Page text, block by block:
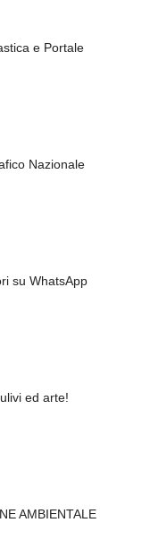
e Portale
Nazionale
su WhatsApp
ed arte!
AMBIENTALE